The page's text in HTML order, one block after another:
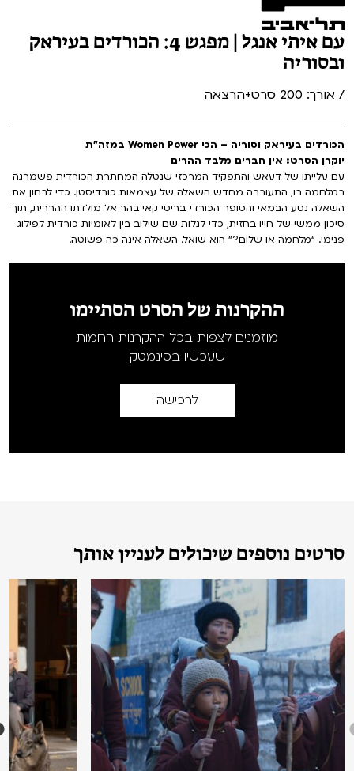
עם איתי אנגל | מפגש 4: הכורדים בעיראק
ובסוריה
/ אורך: 200 סרט+הרצאה
הכורדים בעיראק וסוריה – הכי Women Power במזה"ת
יוקרן הסרט: אין חברים מלבד ההרים
עם עלייתו של דעאש והתפקיד המרכזי שנטלה המחתרת הכורדית פשמרגה
במלחמה בו, התעוררה מחדש השאלה של עצמאות כורדיסטן. כדי לבחון את
השאלה נסע הבמאי והסופר הכורדי־בריטי קאי בהר אל מולדתו ההררית, תוך
סיכון ממשי של חייו בחזית, כדי לגלות שם שילוב בין לאומיות כורדית לפילוג
פנימי. “מלחמה או שלום?” הוא שואל. השאלה אינה כה פשוטה.
ההקרנות של הסרט הסתיימו
מוזמנים לצפות בכל ההקרנות החמות
שעכשיו בסינמטק
לרכישה
סרטים נוספים שיכולים לעניין אותך